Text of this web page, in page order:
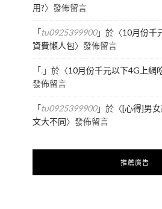
用?〉發佈留言
「tu0925399900」於〈10月份千
資費懶人包〉發佈留言
「.」於〈10月份千元以下4G上網
發佈留言
「tu0925399900」於〈[心得]男
文大不同〉發佈留言
推薦廣告